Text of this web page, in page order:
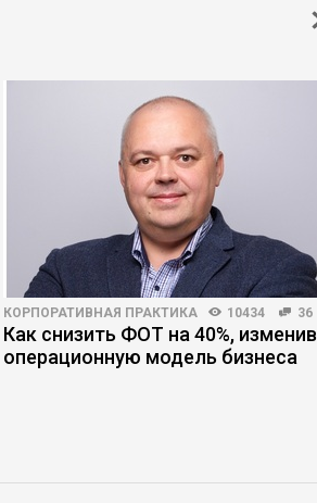
КОРПОРАТИВНАЯ ПРАКТИКА 10434 36
Как снизить ФОТ на 40%, изменив
операционную модель бизнеса